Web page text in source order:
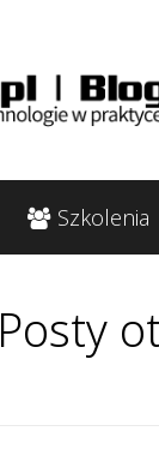
Szkolenia
Posty